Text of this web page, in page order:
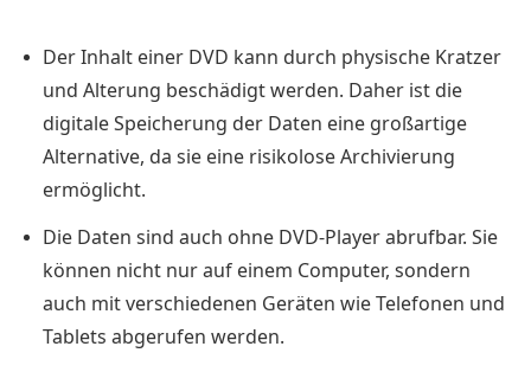
Methode
3.
Duplizieren
Sie
eine
DVD
dem
VLC
Media
Der Inhalt einer DVD kann durch physische Kratzer
und Alterung beschädigt werden. Daher ist die
digitale Speicherung der Daten eine großartige
Alternative, da sie eine risikolose Archivierung
ermöglicht.
Die Daten sind auch ohne DVD-Player abrufbar. Sie
können nicht nur auf einem Computer, sondern
auch mit verschiedenen Geräten wie Telefonen und
Tablets abgerufen werden.